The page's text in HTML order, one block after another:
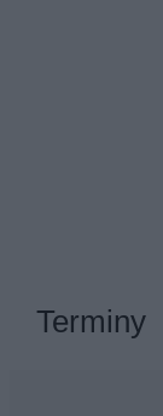
Terminy